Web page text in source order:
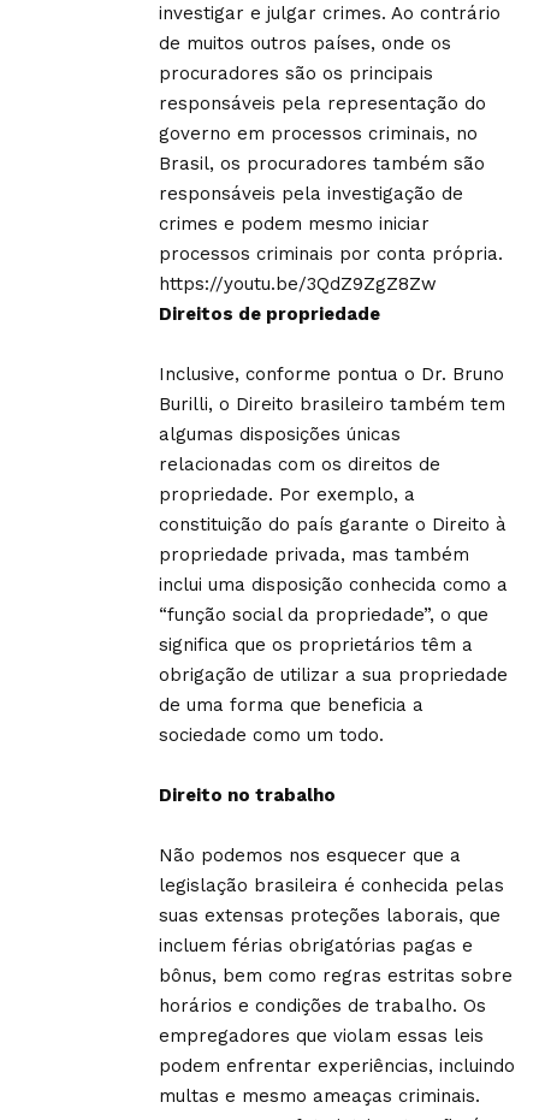
investigar e julgar crimes. Ao contrário
de muitos outros países, onde os
procuradores são os principais
responsáveis ​​pela representação do
governo em processos criminais, no
Brasil, os procuradores também são
responsáveis ​​pela investigação de
crimes e podem mesmo iniciar
processos criminais por conta própria.
https://youtu.be/3QdZ9ZgZ8Zw
Direitos de propriedade
Inclusive, conforme pontua o Dr. Bruno
Burilli, o Direito brasileiro também tem
algumas disposições únicas
relacionadas com os direitos de
propriedade. Por exemplo, a
constituição do país garante o Direito à
propriedade privada, mas também
inclui uma disposição conhecida como a
“função social da propriedade”, o que
significa que os proprietários têm a
obrigação de utilizar a sua propriedade
de uma forma que beneficia a
sociedade como um todo.
Direito no trabalho
Não podemos nos esquecer que a
legislação brasileira é conhecida pelas
suas extensas proteções laborais, que
incluem férias obrigatórias pagas e
bônus, bem como regras estritas sobre
horários e condições de trabalho. Os
empregadores que violam essas leis
podem enfrentar experiências, incluindo
multas e mesmo ameaças criminais.